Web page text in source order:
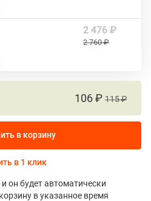
2 476 ₽
2 760 ₽
106 ₽ 115 ₽
в корзину
в 1 клик
и он будет автоматически
в указанное время